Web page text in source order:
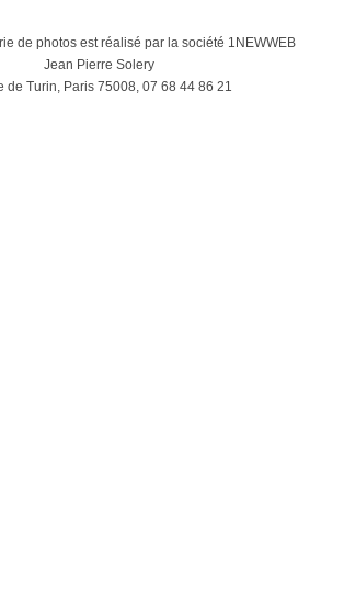
de photos est réalisé par la société 1NEWWEB
Jean Pierre Solery
de Turin, Paris 75008, 07 68 44 86 21